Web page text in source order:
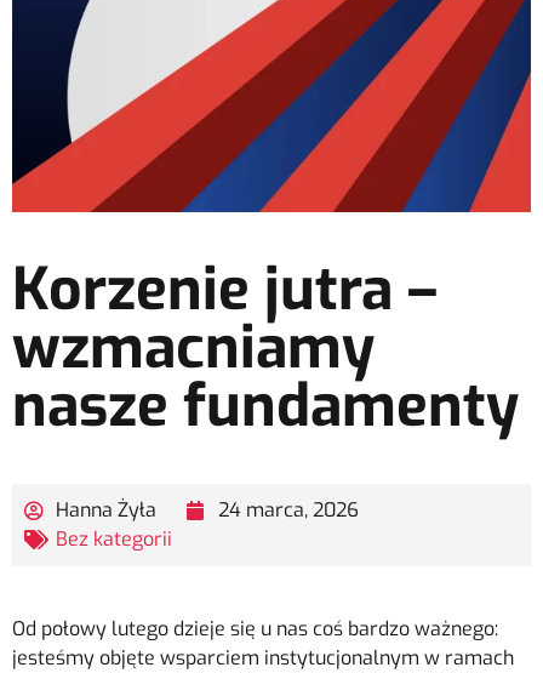
Korzenie jutra –
wzmacniamy
nasze fundamenty
Hanna Żyła
24 marca, 2026
Bez kategorii
Od połowy lutego dzieje się u nas coś bardzo ważnego:
jesteśmy objęte wsparciem instytucjonalnym w ramach